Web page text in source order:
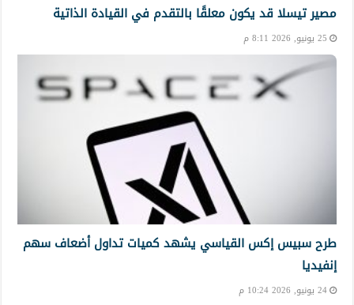
مصير تيسلا قد يكون معلقًا بالتقدم في القيادة الذاتية
25 يونيو, 2026 8:11 م
طرح سبيس إكس القياسي يشهد كميات تداول أضعاف سهم
إنفيديا
24 يونيو, 2026 10:24 م